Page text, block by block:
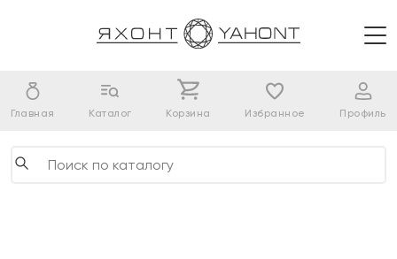
Главная Каталог Корзина Избранное Профиль